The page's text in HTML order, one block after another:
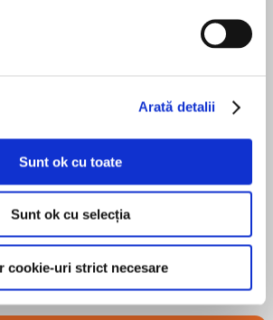
Arată detalii
Sunt ok cu toate
Sunt ok cu selecția
cookie-uri strict necesare
there will be no risk of her
far less nagging from her
– crucially – a zero per cent
a dead body in her larder.
to relax with a glass of wine in
But when another group of